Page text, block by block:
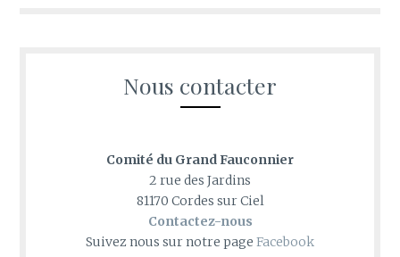
Nous contacter
Comité du Grand Fauconnier
2 rue des Jardins
81170 Cordes sur Ciel
Contactez-nous
Suivez nous sur notre page Facebook